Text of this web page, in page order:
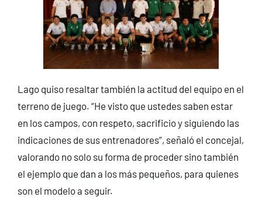
Lago quiso resaltar también la actitud del equipo en el
terreno de juego. “He visto que ustedes saben estar
en los campos, con respeto, sacrificio y siguiendo las
indicaciones de sus entrenadores”, señaló el concejal,
valorando no solo su forma de proceder sino también
el ejemplo que dan a los más pequeños, para quienes
son el modelo a seguir.